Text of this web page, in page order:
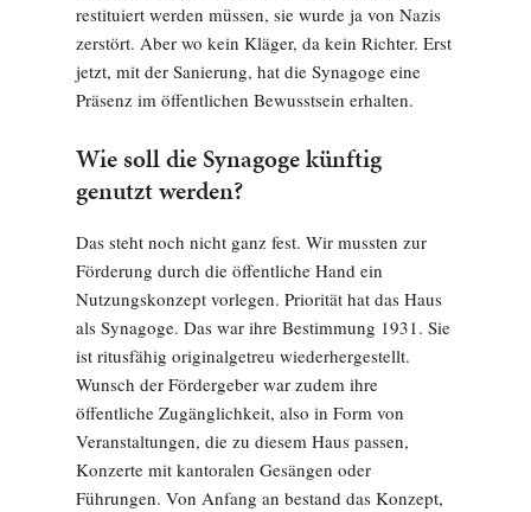
restituiert werden müssen, sie wurde ja von Nazis
zerstört. Aber wo kein Kläger, da kein Richter. Erst
jetzt, mit der Sanierung, hat die Synagoge eine
Präsenz im öffentlichen Bewusstsein erhalten.
Wie soll die Synagoge künftig
genutzt werden?
Das steht noch nicht ganz fest. Wir mussten zur
Förderung durch die öffentliche Hand ein
Nutzungskonzept vorlegen. Priorität hat das Haus
als Synagoge. Das war ihre Bestimmung 1931. Sie
ist ritusfähig originalgetreu wiederhergestellt.
Wunsch der Fördergeber war zudem ihre
öffentliche Zugänglichkeit, also in Form von
Veranstaltungen, die zu diesem Haus passen,
Konzerte mit kantoralen Gesängen oder
Führungen. Von Anfang an bestand das Konzept,